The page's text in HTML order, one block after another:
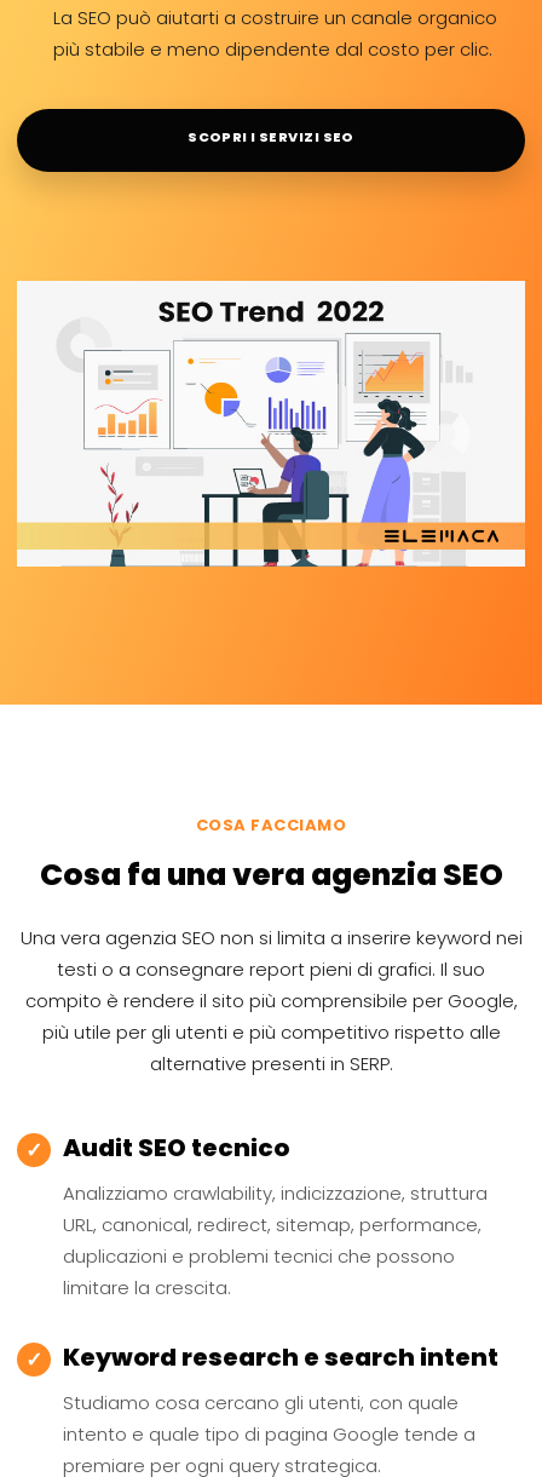
La SEO può aiutarti a costruire un canale organico
più stabile e meno dipendente dal costo per clic.
SCOPRI I SERVIZI SEO
COSA FACCIAMO
Cosa fa una vera agenzia SEO
Una vera agenzia SEO non si limita a inserire keyword nei
testi o a consegnare report pieni di grafici. Il suo
compito è rendere il sito più comprensibile per Google,
più utile per gli utenti e più competitivo rispetto alle
alternative presenti in SERP.
✓ Audit SEO tecnico
Analizziamo crawlability, indicizzazione, struttura
URL, canonical, redirect, sitemap, performance,
duplicazioni e problemi tecnici che possono
limitare la crescita.
✓ Keyword research e search intent
Studiamo cosa cercano gli utenti, con quale
intento e quale tipo di pagina Google tende a
premiare per ogni query strategica.